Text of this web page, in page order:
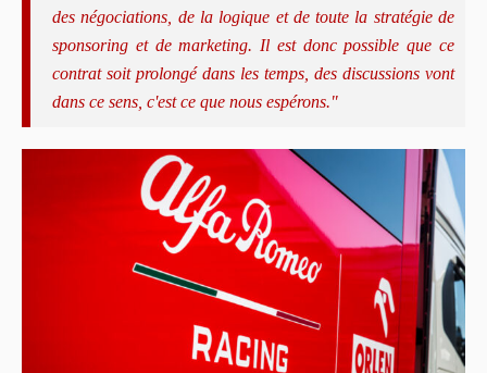
des négociations, de la logique et de toute la stratégie de
sponsoring et de marketing. Il est donc possible que ce
contrat soit prolongé dans les temps, des discussions vont
dans ce sens, c'est ce que nous espérons."